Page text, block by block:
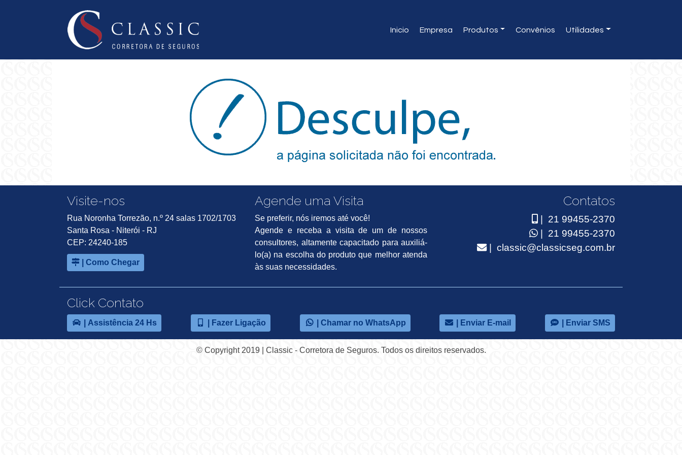
Inicio Empresa Produtos Convênios Utilidades
Visite-nos
Rua Noronha Torrezão, n.º 24 salas 1702/1703
Santa Rosa - Niterói - RJ
CEP: 24240-185
| Como Chegar
Agende uma Visita
Se preferir, nós iremos até você!
Agende e receba a visita de um de nossos
consultores, altamente capacitado para auxiliá-
lo(a) na escolha do produto que melhor atenda
às suas necessidades.
Contatos
| 21 99455-2370
| 21 99455-2370
| classic@classicseg.com.br
Click Contato
| Assistência 24 Hs | Fazer Ligação | Chamar no WhatsApp | Enviar E-mail | Enviar SMS
© Copyright 2019 | Classic - Corretora de Seguros. Todos os direitos reservados.